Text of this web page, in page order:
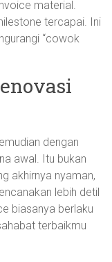
material.
tercapai. Ini
“cowok
dengan
awal. Itu bukan
akhirnya nyaman,
lebih detil
biasanya berlaku
terbaikmu